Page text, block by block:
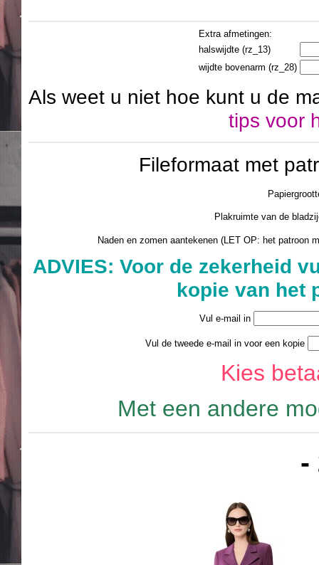
Extra afmetingen:
halswijdte (rz_13)
wijdte bovenarm (rz_28)
Als weet u niet hoe kunt u de
tips voor
Fileformaat met
Plakruimte van de
Naden en zomen aantekenen (LET OP: het
ADVIES: Voor de zekerheid
kopie van het
Vul e-mail in
Vul de tweede e-mail in voor een kopie
Kies
Met een andere
-